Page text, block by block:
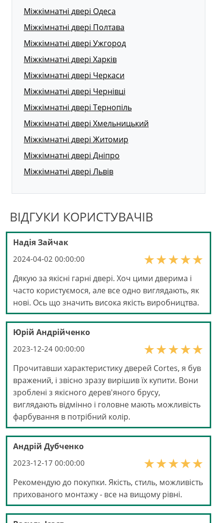
Міжкімнатні двері Одеса
Міжкімнатні двері Полтава
Міжкімнатні двері Ужгород
Міжкімнатні двері Харків
Міжкімнатні двері Черкаси
Міжкімнатні двері Чернівці
Міжкімнатні двері Тернопіль
Міжкімнатні двері Хмельницький
Міжкімнатні двері Житомир
Міжкімнатні двері Дніпро
Міжкімнатні двері Львів
ВІДГУКИ КОРИСТУВАЧІВ
Надія Зайчак
2024-04-02 00:00:00
Дякую за якісні гарні двері. Хоч цими дверима і
часто користуємося, але все одно виглядають, як
нові. Ось що значить висока якість виробництва.
Юрій Андрійченко
2023-12-24 00:00:00
Прочитавши характеристику дверей Cortes, я був
вражений, і звісно зразу вирішив їх купити. Вони
зроблені з якісного дерев'яного брусу,
виглядають відмінно і головне мають можливість
фарбування в потрібний колір.
Андрій Дубченко
2023-12-17 00:00:00
Рекомендую до покупки. Якість, стиль, можливість
прихованого монтажу - все на вищому рівні.